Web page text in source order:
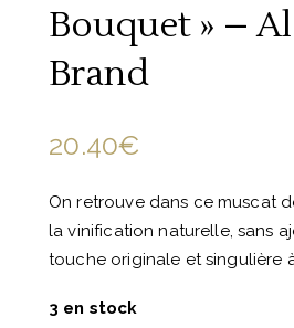
Bouquet » –
Brand
20.40€
On retrouve dans ce muscat
la vinification naturelle, sans
touche originale et singulière
3 en stock